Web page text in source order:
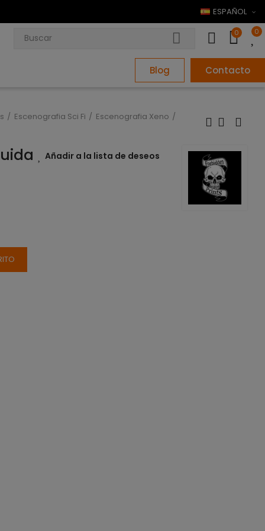
ESPAÑOL
0 0
Blog Contacto
Escenografia Sci Fi Escenografia Xeno
Añadir a la lista de deseos